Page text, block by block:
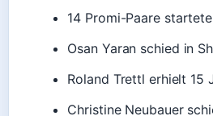
14 Promi-Paare
Osan Yaran schied in
Roland Trettl erhielt 15
Christine Neubauer